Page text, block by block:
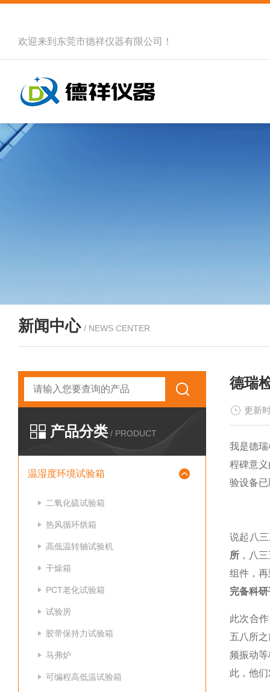
欢迎来到 东莞市德祥仪器有限公司 ！
新闻中心 / NEWS CENTER
产品分类 / PRODUCT
温湿度环境试验箱
二氧化硫试验箱
热风循环烘箱
高低温转轴试验机
干燥箱
PCT老化试验箱
试验房
胶带保持力试验箱
马弗炉
可编程高低温试验箱
德瑞
更新
我是德
程碑意
验设备
说起八
所 ，八
组件，
完备科
此次合
五八所
频振动
此，他